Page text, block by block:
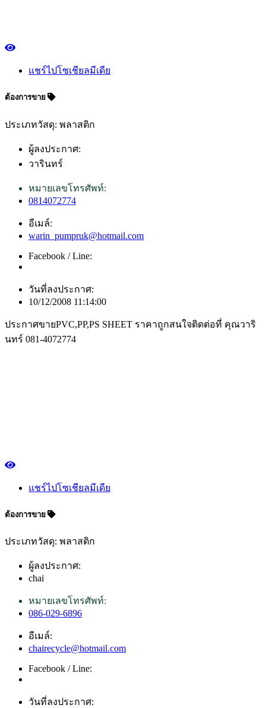
แชร์ไปโซเชียลมีเดีย
ต้องการขาย
ประเภทวัสดุ: พลาสติก
ผู้ลงประกาศ:
วารินทร์
หมายเลขโทรศัพท์:
0814072774
อีเมล์:
warin_pumpruk@hotmail.com
Facebook / Line:
วันที่ลงประกาศ:
10/12/2008 11:14:00
ประกาศขายPVC,PP,PS SHEET ราคาถูกสนใจติดต่อที่ คุณวาริ
นทร์ 081-4072774
แชร์ไปโซเชียลมีเดีย
ต้องการขาย
ประเภทวัสดุ: พลาสติก
ผู้ลงประกาศ:
chai
หมายเลขโทรศัพท์:
086-029-6896
อีเมล์:
chairecycle@hotmail.com
Facebook / Line:
วันที่ลงประกาศ: